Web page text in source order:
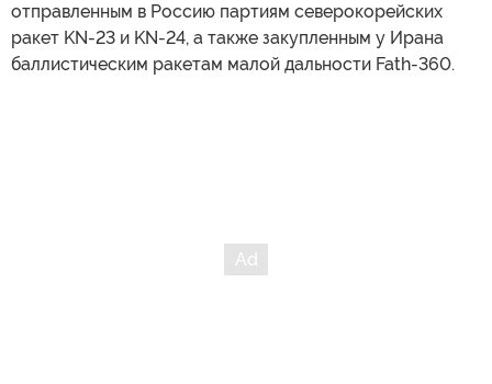
отправленным в Россию партиям северокорейских
ракет KN-23 и KN-24, а также закупленным у Ирана
баллистическим ракетам малой дальности Fath-360.